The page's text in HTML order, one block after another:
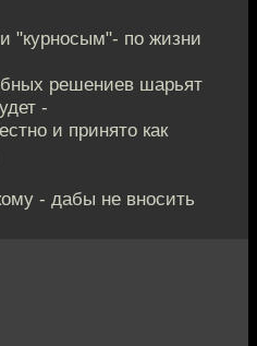
"курносым"- по жизни
решениев шарьят
-
и принято как
- дабы не вносить